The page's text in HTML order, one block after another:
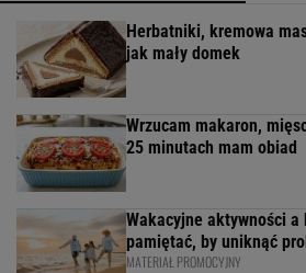
Herbatniki, kremowa
jak mały domek
Wrzucam makaron,
25 minutach mam obiad
Wakacyjne aktywności
pamiętać, by uniknąć
MATERIAŁ PROMOCYJNY